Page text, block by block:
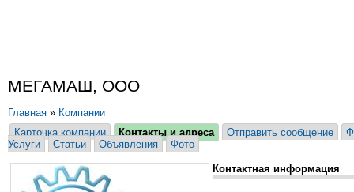
МЕГАМАШ, ООО
Главная » Компании
Карточка компании
Контакты и адреса Отправить сообщение
Услуги
Статьи Объявления Фото
Контактная информация